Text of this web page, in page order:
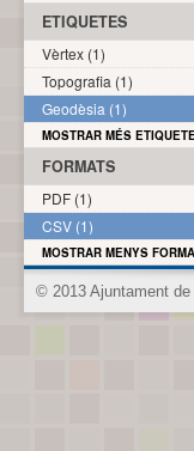
ETIQUETES
Vèrtex (1)
Topografia (1)
Geodèsia (1)
MOSTRAR MÉS
FORMATS
PDF (1)
CSV (1)
MOSTRAR MENYS
© 2013 Ajuntament de